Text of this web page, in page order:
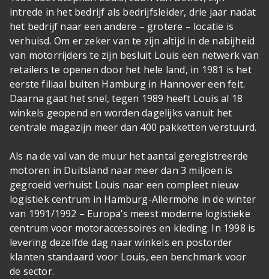
intrede in het bedrijf als bedrijfsleider, drie jaar nadat
het bedrijf naar een andere – grotere – locatie is
verhuisd. Om er zeker van te zijn altijd in de nabijheid
van motorrijders te zijn besluit Louis een netwerk van
retailers te openen door het hele land, in 1981 is het
eerste filiaal buiten Hamburg in Hannover een feit.
Daarna gaat het snel, tegen 1989 heeft Louis al 18
winkels geopend en worden dagelijks vanuit het
centrale magazijn meer dan 400 pakketten verstuurd.
Als na de val van de muur het aantal geregistreerde
motoren in Duitsland naar meer dan 3 miljoen is
gegroeid verhuist Louis naar een compleet nieuw
logistiek centrum in Hamburg-Allermöhe in de winter
van 1991/1992 – Europa’s meest moderne logistieke
centrum voor motoraccessoires en kleding. In 1998 is
levering dezelfde dag naar winkels en postorder
klanten standaard voor Louis, een benchmark voor
de sector.